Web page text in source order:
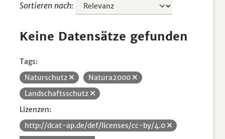
Sortieren nach
Keine Datensätze gefunden
Tags:
Naturschutz
Natura2000
Landschaftsschutz
Lizenzen:
http://dcat-ap.de/def/licenses/cc-by/4.0